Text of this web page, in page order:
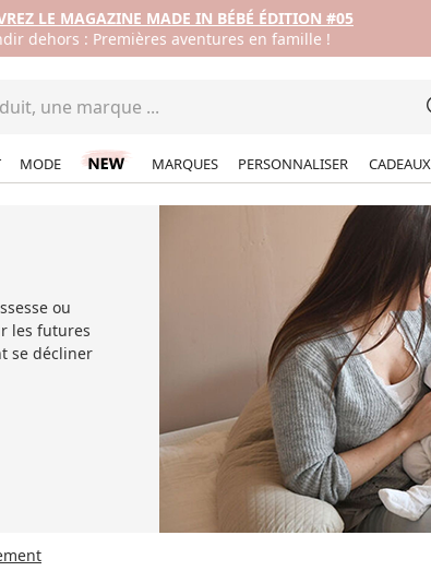
LE MAGAZINE MADE IN BÉBÉ ÉDITION #05
dehors : Premières aventures en famille !
MODE MARQUES PERSONNALISER CADEAUX
ou
les futures
se décliner